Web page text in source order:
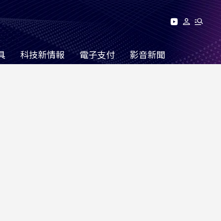
科技新情報 電子支付 影音新聞